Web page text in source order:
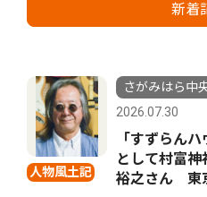
新着
人物風土記
さがみはら中
2026.07.30
「すずらん
として村富
裕之さん 東